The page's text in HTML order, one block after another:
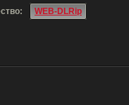
WEB-DLRip